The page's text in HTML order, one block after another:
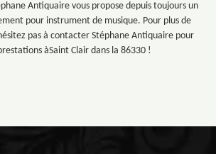
Antiquaire vous propose depuis toujours un
pour instrument de musique. Pour plus de
pas à contacter Stéphane Antiquaire pour
àSaint Clair dans la 86330 !